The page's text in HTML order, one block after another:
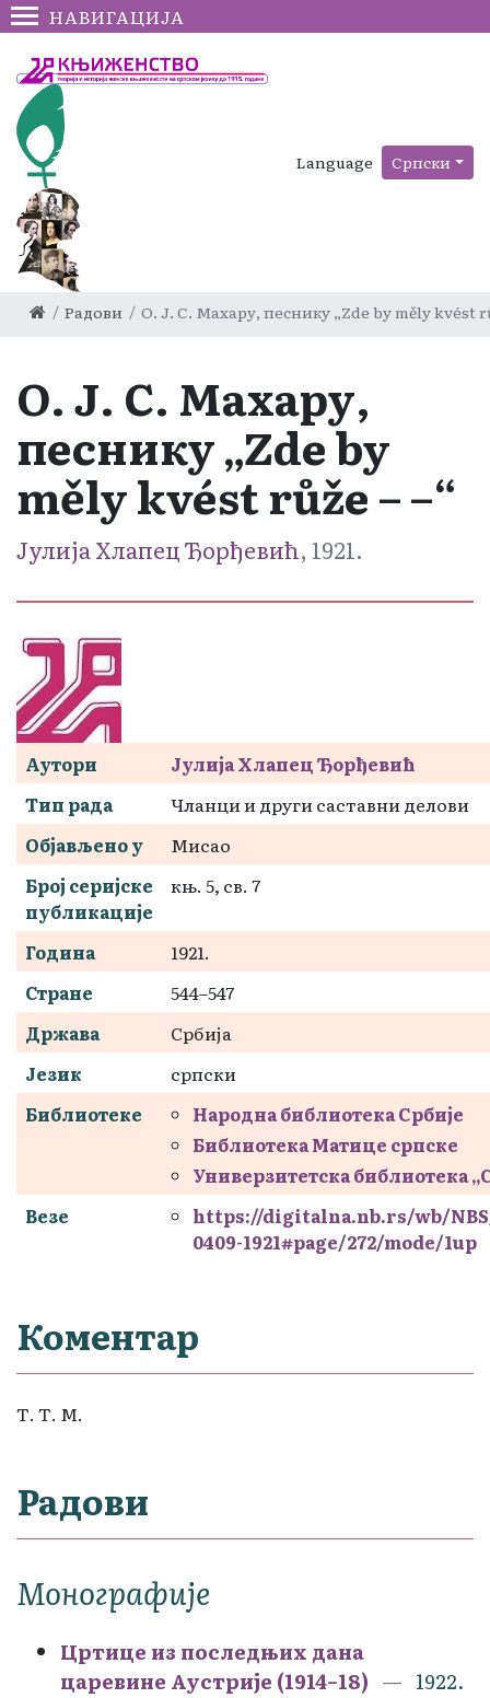
НАВИГАЦИЈА
Language Српски
Радови О. Ј. С. Махару, песнику „Zde by měly kvést
О. Ј. С. Махару,
песнику „Zde by
měly kvést růže – –“
Јулија Хлапец Ђорђевић, 1921.
Аутори
Јулија Хлапец Ђорђевић
Тип рада
Чланци и други саставни делови
Објављено у
Мисао
Број серијске
публикације
књ. 5, св. 7
Година
1921.
Стране
544–547
Држава
Србија
Језик
српски
Библиотеке
Народна библиотека Србије
Библиотека Матице српске
Универзитетска библиотека
Везе
https://digitalna.nb.rs/wb/
0409-1921#page/272/mode/1up
Коментар
Т. Т. М.
Радови
Монографије
Цртице из последњих дана
царевине Аустрије (1914–18)
1922.